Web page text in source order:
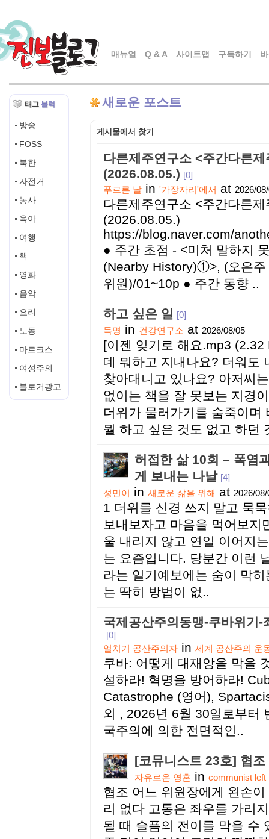
매뉴얼 Q & A 사이트맵 구독하기
태그 블럭
방송
FOSS
북한
자전거
농사
육아
여행
책
영화
음악
요리
노동
마르크스
여성주의
블로거광고
새로운 포스트
게시물에서 찾기
다른제주연구소 <주간다른
(2026.08.05.) [0]
푸르른 날 in '가장자리'에서 at 2026/
다른제주연구소 <주간다른
(2026.08.05.)
https://blog.naver.com/
● 주간 초점 - <미처 말하지
(Nearby History)①>, (오은주
위원)/01~10p ● 주간 동향 ..
하고 싶은 일
[0]
득명 in 건강연구소 at 2026/08/05
[이젠 잊기로 해요.mp3
데 뭐하고 지내나요? 더워도
찾아대니고 있나요? 아저씨
없이는 책을 잘 못보는 지경
더위가 물러가기를 숨죽이며
뭘 하고 싶은 것도 없고 하던
허접한 삶 10회 – 폭염
게 보내는 나날 [4]
성민이
in 새로운 삶을 위해 at 2026/08/
1 더위를 신경 쓰지 말고 묵
보내보자고 마음을 먹어보지
울 내리지 않고 연일 이어지
는 요즘입니다. 당분간 이런
라는 일기예보에는 숨이 막
는 딱히 방법이 없..
국제공산주의동맹-쿠바위기-
[0]
얼치기 공산주의자 in 세계 공산주의 운
쿠바: 어떻게 대재앙을 막을
설하라! 혁명을 방어하라!
Catastrophe (영어),
외 , 2026년 6월 30일로부터
국주의에 의한 전면적인..
[코뮤니스트 23호] 협조
자유로운 영혼 in communist left
협조 어느 위원장에게 왼손
리 없다 고통은 좌우를 가리
될 때 슬픔의 전이를 막을 수